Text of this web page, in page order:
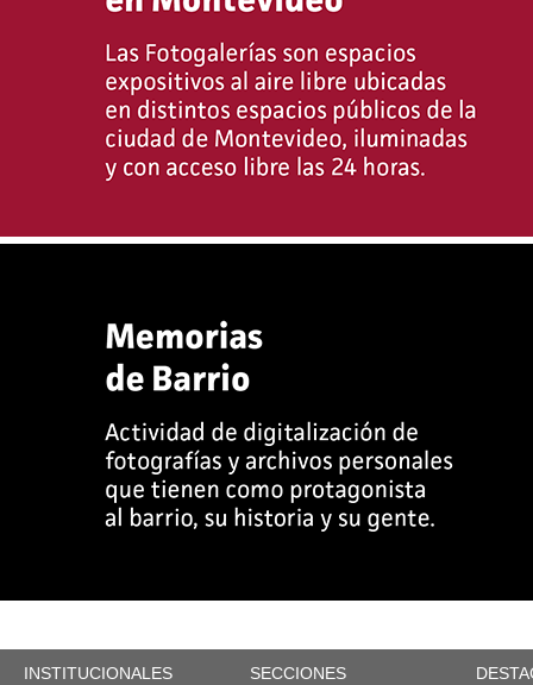
INSTITUCIONALES SECCIONES